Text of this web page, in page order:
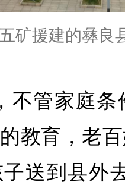
矿援建的彝良
不管家庭
教育，老
子送到县